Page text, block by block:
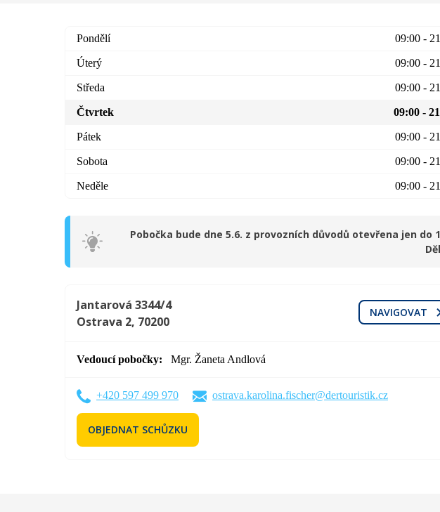
Pondělí 09:00 -
Úterý 09:00 -
Středa 09:00 -
Čtvrtek 09:00 -
Pátek 09:00 -
Sobota 09:00 -
Neděle 09:00 -
Pobočka bude dne 5.6. z provozních důvodů otevřena jen do
Jantarová 3344/4
Ostrava 2, 70200
NAVIGOVAT
Vedoucí pobočky Mgr. Žaneta Andlová
+420 597 499 970 ostrava.karolina.fischer@dertouristik.cz
OBJEDNAT SCHŮZKU